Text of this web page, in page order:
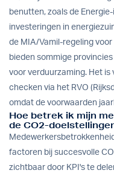
benutten, zoals de
investeringen in
de MIA/Vamil-regeling
bieden sommige
voor verduurzaming. Het
checken via het RVO
omdat de voorwaarden
Hoe betrek ik mijn
de CO2-
factoren bij succesvolle
zichtbaar door KPI's te